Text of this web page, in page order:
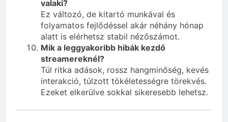
valaki?
Ez változó, de kitartó munkával és
folyamatos fejlődéssel akár néhány hónap
alatt is elérhetsz stabil nézőszámot.
Mik a leggyakoribb hibák kezdő
streamereknél?
Túl ritka adások, rossz hangminőség, kevés
interakció, túlzott tökéletességre törekvés.
Ezeket elkerülve sokkal sikeresebb lehetsz.